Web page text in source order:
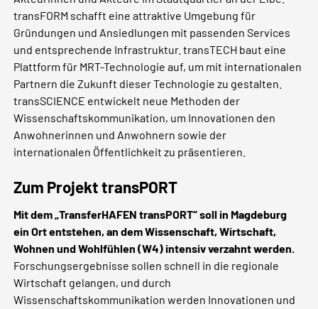
transFORM schafft eine attraktive Umgebung für
Gründungen und Ansiedlungen mit passenden Services
und entsprechende Infrastruktur. transTECH baut eine
Plattform für MRT-Technologie auf, um mit internationalen
Partnern die Zukunft dieser Technologie zu gestalten.
transSCIENCE entwickelt neue Methoden der
Wissenschaftskommunikation, um Innovationen den
Anwohnerinnen und Anwohnern sowie der
internationalen Öffentlichkeit zu präsentieren.
Zum Projekt transPORT
Mit dem „TransferHAFEN transPORT“ soll in Magdeburg
ein Ort entstehen, an dem Wissenschaft, Wirtschaft,
Wohnen und Wohlfühlen (W4) intensiv verzahnt werden.
Forschungsergebnisse sollen schnell in die regionale
Wirtschaft gelangen, und durch
Wissenschaftskommunikation werden Innovationen und